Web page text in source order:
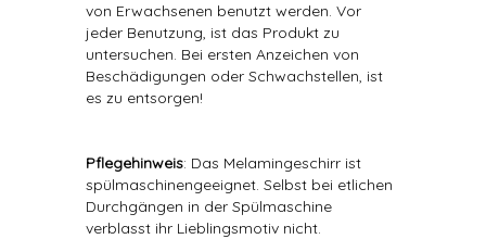
von Erwachsenen benutzt werden. Vor
jeder Benutzung, ist das Produkt zu
untersuchen. Bei ersten Anzeichen von
Beschädigungen oder Schwachstellen, ist
es zu entsorgen!
Pflegehinweis: Das Melamingeschirr ist
spülmaschinengeeignet. Selbst bei etlichen
Durchgängen in der Spülmaschine
verblasst ihr Lieblingsmotiv nicht.